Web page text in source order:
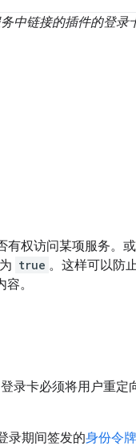
中链接的插件的登录
有权访问某项服务。
true 。这样可以防
。
录卡必须将用户重定
录期间签发的身份令牌